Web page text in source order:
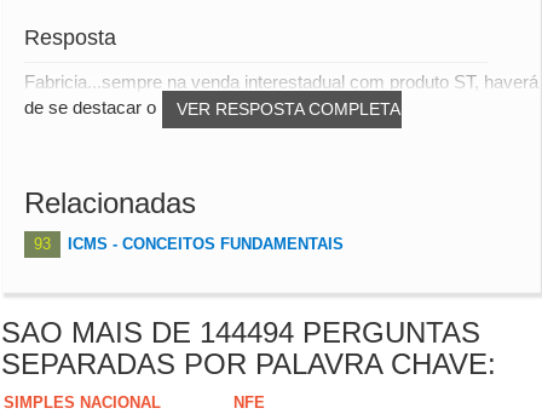
Resposta
VER RESPOSTA COMPLETA
Fabricia...sempre na venda interestadual com produto ST, haverá
de se destacar o imposto e antecipá-...
Relacionadas
93 ICMS - CONCEITOS FUNDAMENTAIS
SAO MAIS DE 144494 PERGUNTAS
SEPARADAS POR PALAVRA CHAVE:
SIMPLES NACIONAL NFE